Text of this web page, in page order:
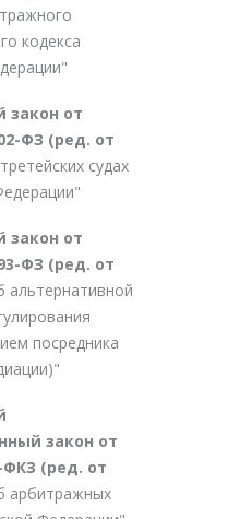
кодекса
закон от
ФЗ (ред. от
судах
закон от
ФЗ (ред. от
альтернативной
посредника
закон от
ФКЗ (ред. от
арбитражных